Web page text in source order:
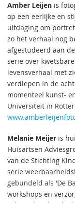
Amber Leijen is
op een eerlijke en
uitdaging om
zo het verhaal nog
afgestudeerd aan
serie over
levensverhaal met
verdiepen in de
momenteel kunst-
Universiteit in
Melanie Meijer is
Huisartsen
van de Stichting
serie
gebundeld als 'De
workshops en